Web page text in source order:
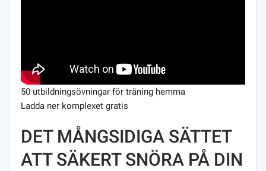
50 utbildningsövningar för träning hemma
Ladda ner komplexet gratis
DET MÅNGSIDIGA SÄTTET
ATT SÄKERT SNÖRA PÅ DIN